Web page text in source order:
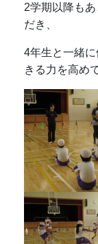
2学期以降も
だき、
4年生と一緒
きる力を高め